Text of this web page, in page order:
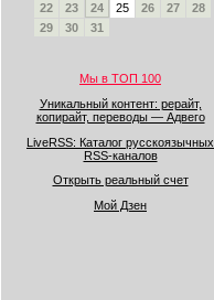
22
23 24 25 26 27
28
29
30 31
Мы в ТОП 100
Уникальный контент: рерайт,
копирайт, переводы — Адвего
LiveRSS: Каталог русскоязычных
RSS-каналов
Открыть реальный счет
Мой Дзен